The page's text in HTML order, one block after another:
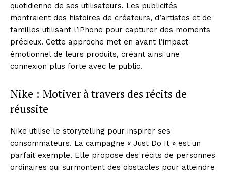
News Week
Magazine PRO
quotidienne de ses utilisateurs. Les publicités
montraient des histoires de créateurs, d’artistes et de
familles utilisant l’iPhone pour capturer des moments
précieux. Cette approche met en avant l’impact
émotionnel de leurs produits, créant ainsi une
connexion plus forte avec le public.
Nike : Motiver à travers des récits de
réussite
Nike utilise le storytelling pour inspirer ses
consommateurs. La campagne « Just Do It » est un
parfait exemple. Elle propose des récits de personnes
ordinaires qui surmontent des obstacles pour atteindre